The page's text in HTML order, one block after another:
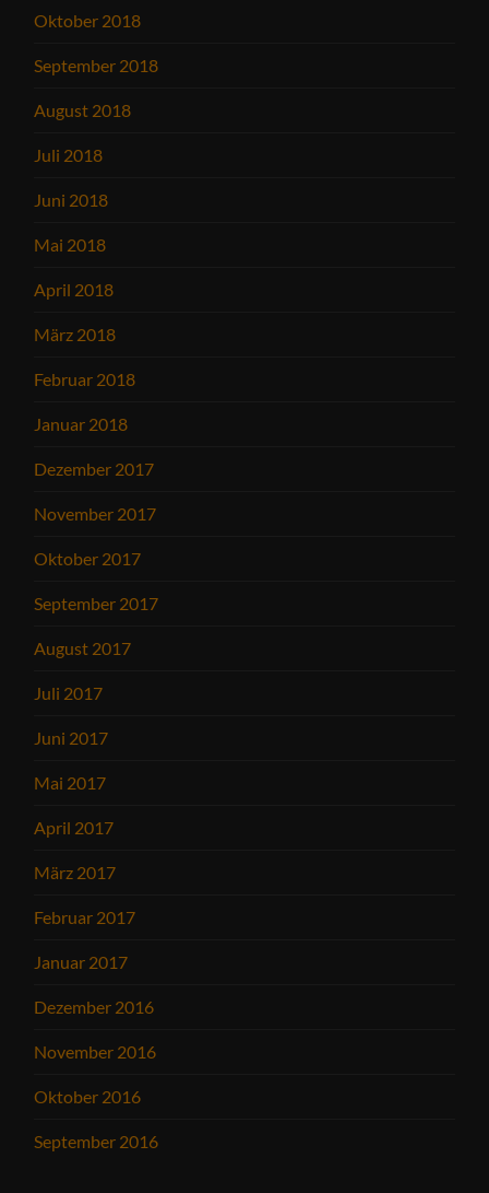
Oktober 2018
September 2018
August 2018
Juli 2018
Juni 2018
Mai 2018
April 2018
März 2018
Februar 2018
Januar 2018
Dezember 2017
November 2017
Oktober 2017
September 2017
August 2017
Juli 2017
Juni 2017
Mai 2017
April 2017
März 2017
Februar 2017
Januar 2017
Dezember 2016
November 2016
Oktober 2016
September 2016